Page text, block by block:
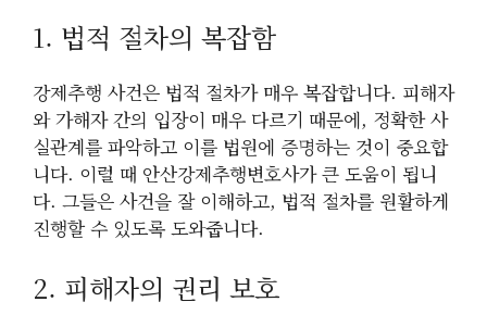
1. 법적 절차의 복잡함
강제추행 사건은 법적 절차가 매우 복잡합니다. 피해자
와 가해자 간의 입장이 매우 다르기 때문에, 정확한 사
실관계를 파악하고 이를 법원에 증명하는 것이 중요합
니다. 이럴 때 안산강제추행변호사가 큰 도움이 됩니
다. 그들은 사건을 잘 이해하고, 법적 절차를 원활하게
진행할 수 있도록 도와줍니다.
2. 피해자의 권리 보호